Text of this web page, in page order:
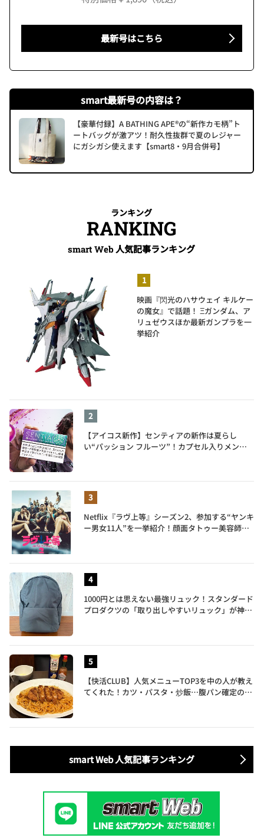
最新号はこちら
smart最新号の内容は？
【豪華付録】A BATHING APE®の“新作カモ柄”ト
ートバッグが激アツ！耐久性抜群で夏のレジャー
にガシガシ使えます【smart8・9月合併号】
ランキング
RANKING
smart Web 人気記事ランキング
映画『閃光のハサウェイ キルケー
の魔女』で話題！ Ξガンダム、ア
リュゼウスほか最新ガンプラを一
挙紹介
【アイコス新作】センティアの新作は夏らし
い“パッション フルーツ”！カプセル入りメンソ
Netflix『ラヴ上等』シーズン2、参加する“ヤンキ
ー男女11人”を一挙紹介！顔面タトゥー美容師、
1000円とは思えない最強リュック！スタンダード
プロダクツの「取り出しやすいリュック」が神す
【快活CLUB】人気メニューTOP3を中の人が教え
てくれた！カツ・パスタ・炒飯…腹パン確定のガ
smart Web 人気記事ランキング